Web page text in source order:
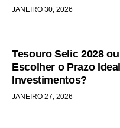
JANEIRO 30, 2026
Tesouro Selic 2028
Escolher o Prazo
Investimentos?
JANEIRO 27, 2026